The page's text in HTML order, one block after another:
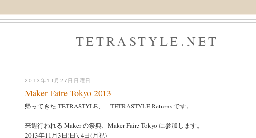
TETRASTYLE.NET
2013年10月27日日曜日
Maker Faire Tokyo 2013
帰ってきた TETRASTYLE、 TETRASTYLE Returns です。
来週行われる Maker の祭典、Maker Faire Tokyo に参加します。
2013年11月3日(日), 4日(月祝)